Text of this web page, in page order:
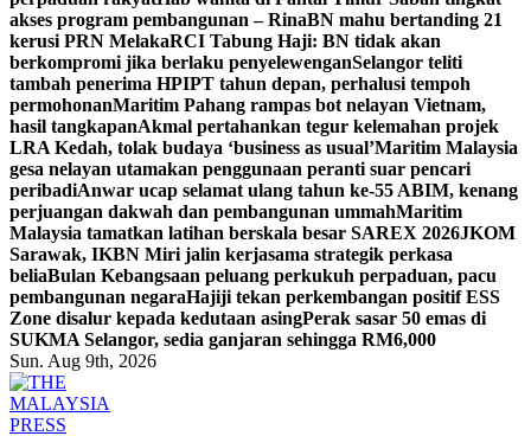
akses program pembangunan – RinaBN mahu bertanding 21
kerusi PRN MelakaRCI Tabung Haji: BN tidak akan
berkompromi jika berlaku penyelewenganSelangor teliti
tambah penerima HPIPT tahun depan, perhalusi tempoh
permohonanMaritim Pahang rampas bot nelayan Vietnam,
hasil tangkapanAkmal pertahankan tegur kelemahan projek
LRA Kedah, tolak budaya ‘business as usual’Maritim Malaysia
gesa nelayan utamakan penggunaan peranti suar pencari
peribadiAnwar ucap selamat ulang tahun ke-55 ABIM, kenang
perjuangan dakwah dan pembangunan ummahMaritim
Malaysia tamatkan latihan berskala besar SAREX 2026JKOM
Sarawak, IKBN Miri jalin kerjasama strategik perkasa
beliaBulan Kebangsaan peluang perkukuh perpaduan, pacu
pembangunan negaraHajiji tekan perkembangan positif ESS
Zone disalur kepada kedutaan asingPerak sasar 50 emas di
SUKMA Selangor, sedia ganjaran sehingga RM6,000
Sun. Aug 9th, 2026